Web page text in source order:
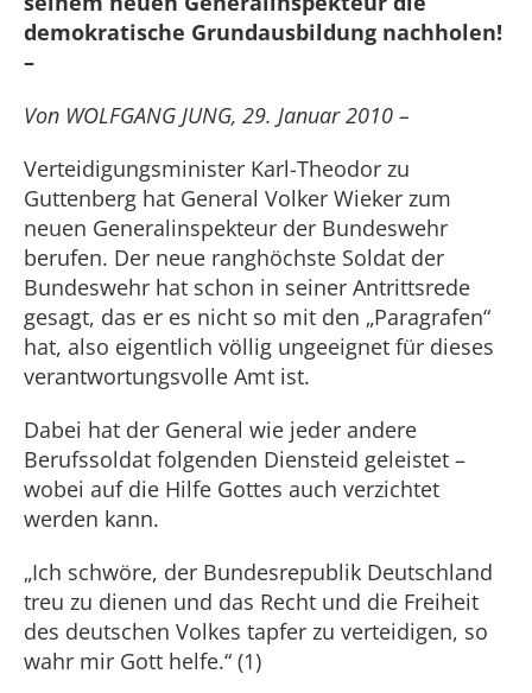
demokratische Grundausbildung nachholen!
–
Von WOLFGANG JUNG, 29. Januar 2010 –
Verteidigungsminister Karl-Theodor zu
Guttenberg hat General Volker Wieker zum
neuen Generalinspekteur der Bundeswehr
berufen. Der neue ranghöchste Soldat der
Bundeswehr hat schon in seiner Antrittsrede
gesagt, das er es nicht so mit den „Paragrafen“
hat, also eigentlich völlig ungeeignet für dieses
verantwortungsvolle Amt ist.
Dabei hat der General wie jeder andere
Berufssoldat folgenden Diensteid geleistet –
wobei auf die Hilfe Gottes auch verzichtet
werden kann.
„Ich schwöre, der Bundesrepublik Deutschland
treu zu dienen und das Recht und die Freiheit
des deutschen Volkes tapfer zu verteidigen, so
wahr mir Gott helfe.“ (1)